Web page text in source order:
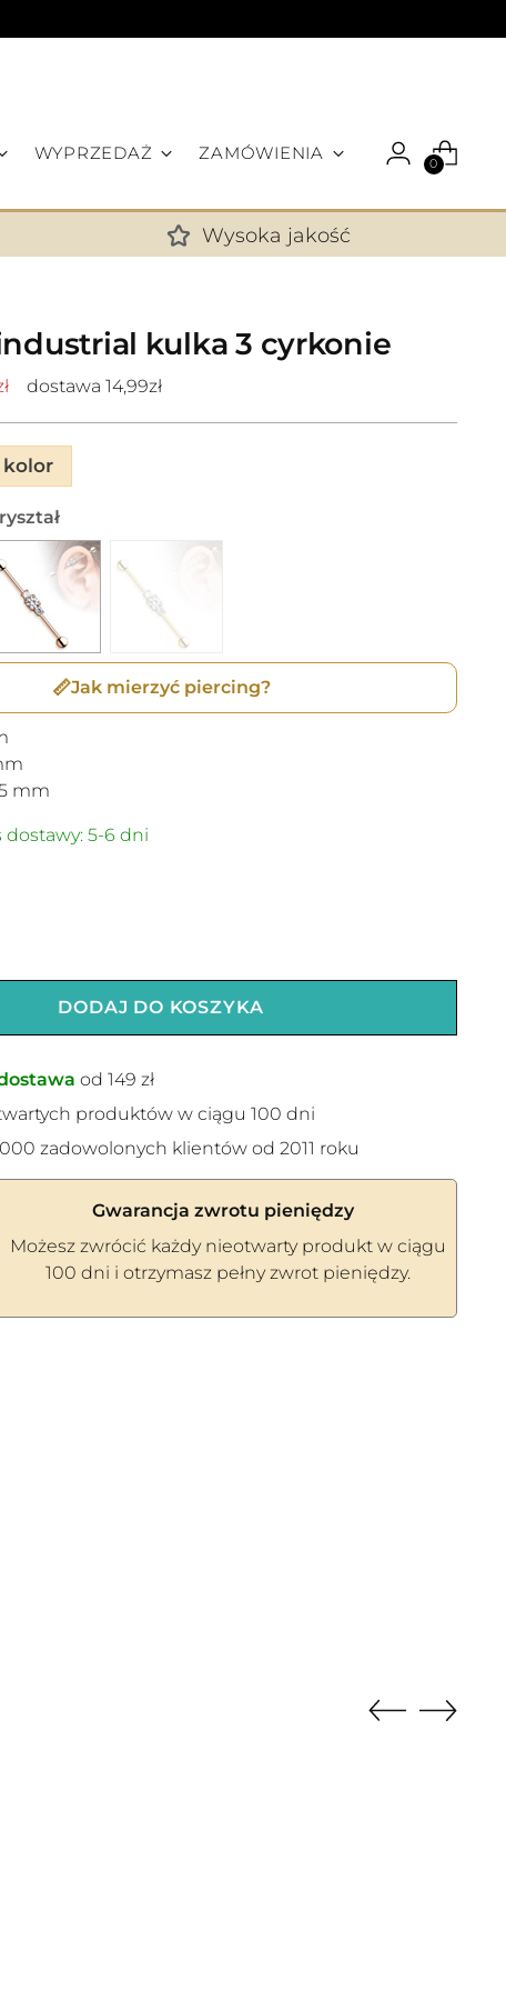
WYPRZEDAŻ ZAMÓWIENIA
0
✕
Wysoka jakość
kulka 3 cyrkonie
dostawa 14,99zł
📏Jak mierzyć piercing?
mm
dostawy: 5-6 dni
DODAJ DO KOSZYKA
od 149 zł
produktów w ciągu 100 dni
zadowolonych klientów od 2011 roku
Gwarancja zwrotu pieniędzy
Możesz zwrócić każdy nieotwarty produkt w ciągu
100 dni i otrzymasz pełny zwrot pieniędzy.